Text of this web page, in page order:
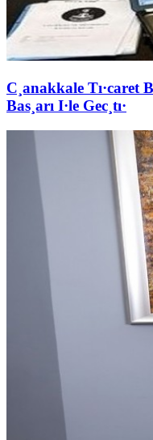
C¸anakkale Tı·caret
Bas¸arı I·le Gec¸tı·